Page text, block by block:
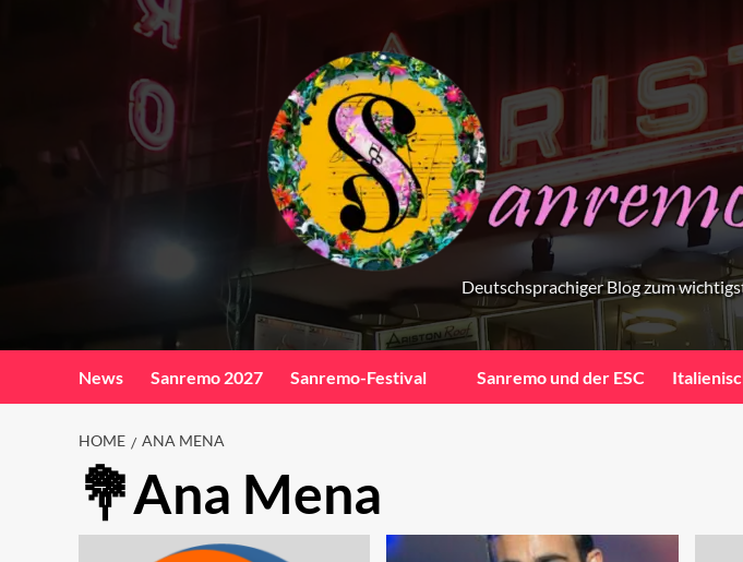
Deutschsprachiger Blog zum
News Sanremo 2027 Sanremo-Festival Sanremo und der ESC
HOME ANA MENA
Ana Mena